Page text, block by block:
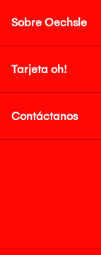
Sobre Oechsle
Tarjeta oh!
Contáctanos